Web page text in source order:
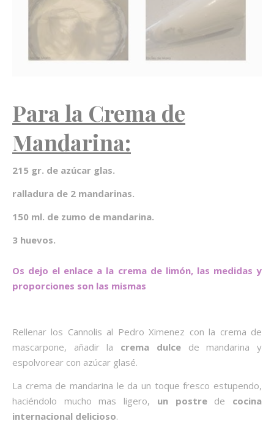
Para la Crema de
Mandarina:
215 gr. de azúcar glas.
ralladura de 2 mandarinas.
150 ml. de zumo de mandarina.
3 huevos.
Os dejo el enlace a la crema de limón, las medidas y
proporciones son las mismas
Rellenar los Cannolis al Pedro Ximenez con la crema de
mascarpone, añadir la crema dulcede mandarina y
espolvorear con azúcar glasé.
La crema de mandarina le da un toque fresco estupendo,
haciéndolo mucho mas ligero, un postrede cocina
internacional delicioso.